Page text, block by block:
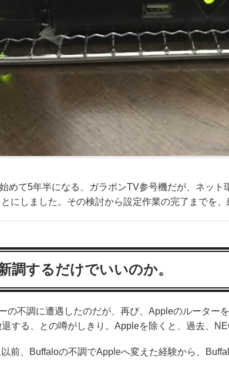
めて5年半になる、ガラポンTV参号機だが、ネット
にしました。その検討から設定作業の完了までを、
調するだけでいいのか。
の不調に遭遇したのだが、再び、Appleのルーター
する、との噂がしきり。Appleを除くと、過去、
前、Buffaloの不調でAppleへ変えた経験から、